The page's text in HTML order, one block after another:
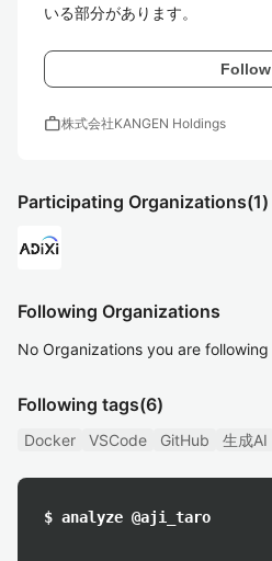
いる部分があります。
Follow
work株式会社KANGEN Holdings
Participating Organizations(1)
Following Organizations
No Organizations you are following
Following tags(6)
Docker VSCode GitHub 生成AI
$ analyze @aji_taro